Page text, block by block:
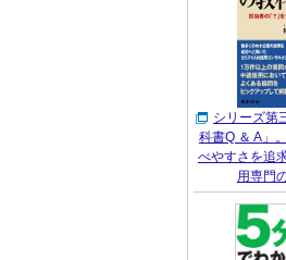
シリーズ第
科書Q ＆ A」
べやすさを追
用専門